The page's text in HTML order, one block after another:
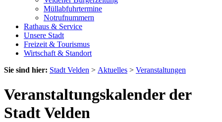
Müllabfuhrtermine
Notrufnummern
Rathaus & Service
Unsere Stadt
Freizeit & Tourismus
Wirtschaft & Standort
Sie sind hier: Stadt Velden > Aktuelles > Veranstaltungen
Veranstaltungskalender der
Stadt Velden